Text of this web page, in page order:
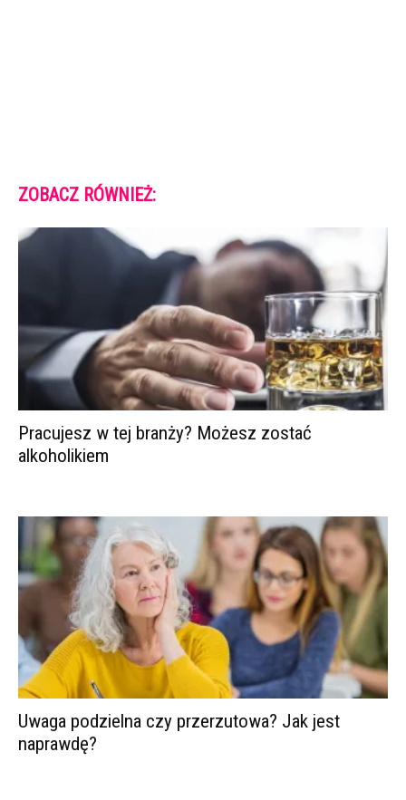
ZOBACZ RÓWNIEŻ:
Pracujesz w tej branży? Możesz zostać
alkoholikiem
Uwaga podzielna czy przerzutowa? Jak jest
naprawdę?